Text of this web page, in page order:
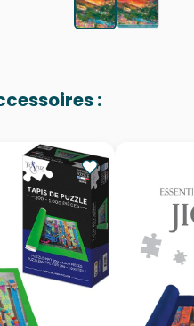
: